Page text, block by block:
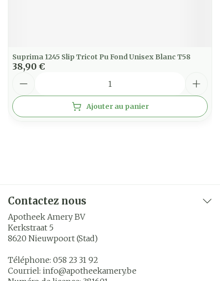
Suprima 1245 Slip Tricot Pu Fond Unisex Blanc T58
38,90 €
Ajouter au panier
Contactez nous
Apotheek Amery BV
Kerkstraat 5
8620 Nieuwpoort (Stad)
Téléphone: 058 23 31 92
Courriel: info@apotheekamery.be